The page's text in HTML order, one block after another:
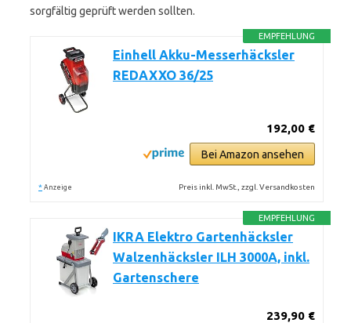
sorgfältig geprüft werden sollten.
EMPFEHLUNG
Einhell Akku-Messerhäcksler
REDAXXO 36/25
192,00 €
Bei Amazon ansehen
* Anzeige Preis inkl. MwSt., zzgl. Versandkosten
EMPFEHLUNG
IKRA Elektro Gartenhäcksler
Walzenhäcksler ILH 3000A, inkl.
Gartenschere
239,90 €